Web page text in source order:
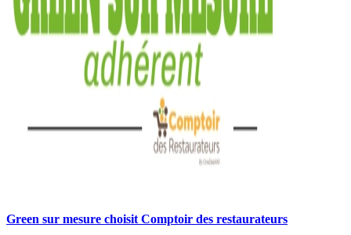
Green sur mesure choisit Comptoir des restaurateurs